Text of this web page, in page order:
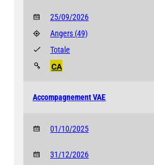
25/09/2026
Angers (49)
CA
Totale
Accompagnement VAE
01/10/2025
31/12/2026